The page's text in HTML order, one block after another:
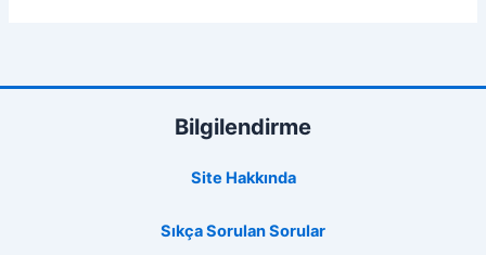
Bilgilendirme
Site Hakkında
Sıkça Sorulan Sorular